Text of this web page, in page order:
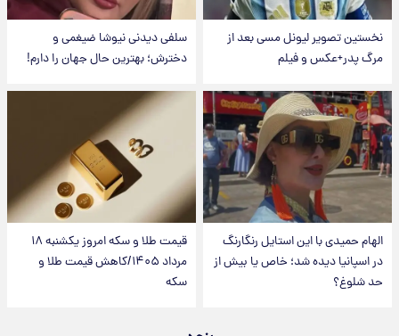
نخستین تصویر لیونل مسی بعد از
مرگ پدر+عکس و فیلم
سلفی دیدنی نیوشا ضیغمی و
دخترش؛ بهترین حال جهان را دارم!
الهام حمیدی با این استایل رنگارنگ
در اسپانیا دیده شد؛ خاص یا بیش از
حد شلوغ؟
قیمت طلا و سکه امروز یکشنبه ۱۸
مرداد ۱۴۰۵/کاهش قیمت طلا و
سکه